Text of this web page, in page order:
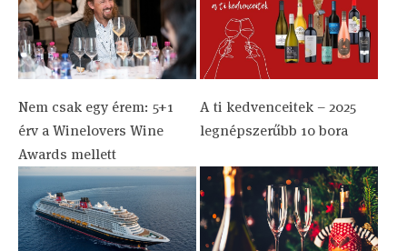
Nem csak egy érem: 5+1
érv a Winelovers Wine
Awards mellett
A ti kedvenceitek – 2025
legnépszerűbb 10 bora